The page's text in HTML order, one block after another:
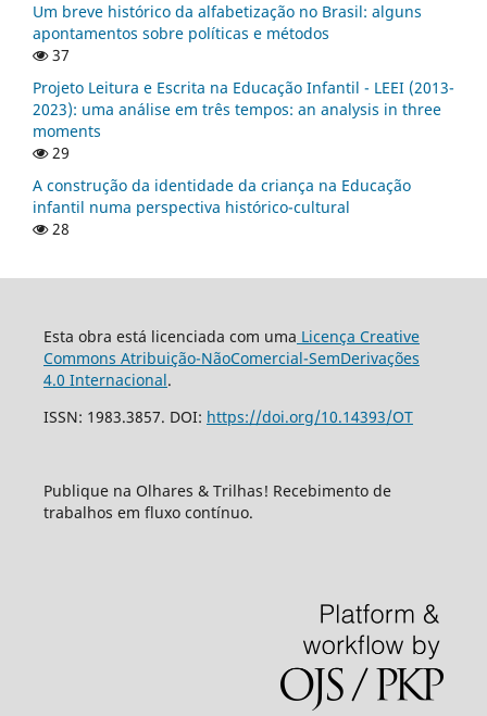
Um breve histórico da alfabetização no Brasil: alguns
apontamentos sobre políticas e métodos
37
Projeto Leitura e Escrita na Educação Infantil - LEEI (2013-
2023): uma análise em três tempos: an analysis in three
moments
29
A construção da identidade da criança na Educação
infantil numa perspectiva histórico-cultural
28
Esta obra está licenciada com uma Licença Creative
Commons Atribuição-NãoComercial-SemDerivações
4.0 Internacional.
ISSN: 1983.3857. DOI: https://doi.org/10.14393/OT
Publique na Olhares & Trilhas! Recebimento de
trabalhos em fluxo contínuo.